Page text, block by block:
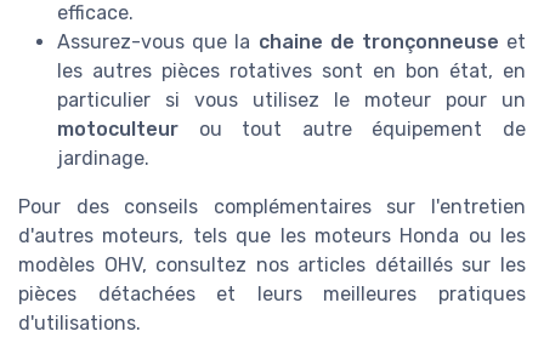
efficace.
Assurez-vous que la chaine de tronçonneuse et
les autres pièces rotatives sont en bon état, en
particulier si vous utilisez le moteur pour un
motoculteur ou tout autre équipement de
jardinage.
Pour des conseils complémentaires sur l'entretien
d'autres moteurs, tels que les moteurs Honda ou les
modèles OHV, consultez nos articles détaillés sur les
pièces détachées et leurs meilleures pratiques
d'utilisations.